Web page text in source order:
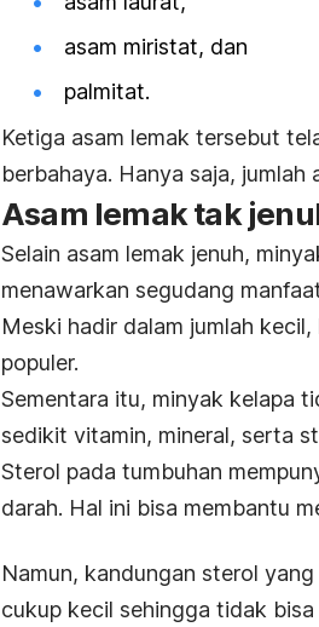
asam miristat, dan
palmitat.
Ketiga asam lemak tersebut
berbahaya. Hanya saja,
Asam lemak tak
Selain asam lemak jenuh,
menawarkan segudang
Meski hadir dalam jumlah
populer.
Sementara itu, minyak kelapa
sedikit vitamin, mineral, serta
Sterol pada tumbuhan
darah. Hal ini bisa membantu
Namun, kandungan sterol
cukup kecil sehingga tidak